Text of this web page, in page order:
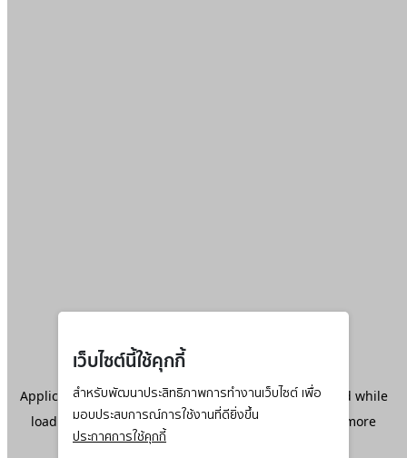
เว็บไซต์นี้ใช้คุกกี้
สำหรับพัฒนาประสิทธิภาพการทำงานเว็บไซต์ เพื่อ
มอบประสบการณ์การใช้งานที่ดียิ่งขึ้น
ประกาศการใช้คุกกี้
Application error: aclient-side exception has occurred while
loadingwww.ktc.co.th(see the browser console
for more
information).